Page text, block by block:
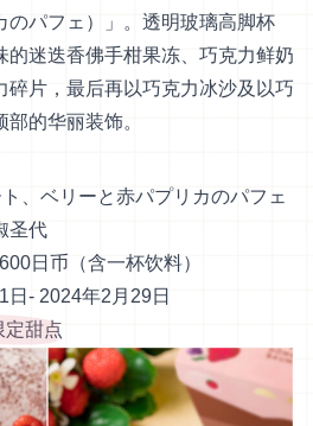
のパフェ）」。透明玻璃高脚杯
的迷迭香佛手柑果冻、巧克力鲜奶
碎片，最后再以巧克力冰沙及以巧
的华丽装饰。
、ベリーと赤パプリカのパフェ
圣代
日币（含一杯饮料）
- 2024年2月29日
定甜点